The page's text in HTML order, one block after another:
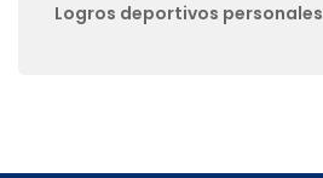
Logros deportivos personales